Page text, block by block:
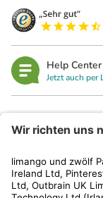
Help Center
Jetzt auch per
Kundenservice